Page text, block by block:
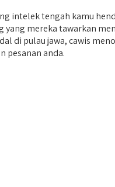
intelek tengah kamu
mereka tawarkan
di pulau jawa, cawis
pesanan anda.